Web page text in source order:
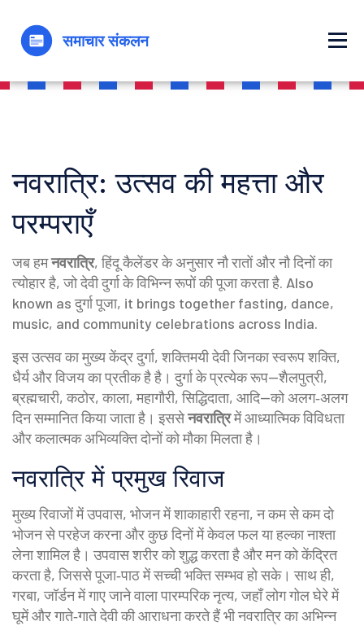
नवरात्रि: उत्सव की महत्ता और
परम्पराएँ
जब हमनवरात्रि,हिंदू कैलेंडर के अनुसार नौ रातों और नौ दिनों का
त्योहार है, जो देवी दुर्गा के विभिन्न रूपों की पूजा करता है. Also
known asदुर्गा पूजा, it brings together fasting, dance,
music, and community celebrations across India.
इस उत्सव का मुख्य केंद्रदुर्गा,शक्तिमयी देवी जिनका स्वरूप शक्ति,
धैर्य और विजय का प्रतीक हैहै। दुर्गा के प्रत्येक रूप—शैलपुत्री,
ब्रह्मचारी, कठोर, काला, महागौरी, सिद्धिदाता, आदि—को अलग‑अलग
दिन सम्मानित किया जाता है। इससेनवरात्रिमें आध्यात्मिक विविधता
और कलात्मक अभिव्यक्ति दोनों को मौका मिलता है।
नवरात्रि में प्रमुख रिवाज
मुख्य रिवाजों मेंउपवास, भोजन में शाकाहारी रहना, न कम से कम दो
भोजन से परहेज करना और कुछ दिनों में केवल फल या हल्का नाश्ता
लेनाशामिल है। उपवास शरीर को शुद्ध करता है और मन को केंद्रित
करता है, जिससे पूजा‑पाठ में सच्ची भक्ति सम्भव हो सके। साथ ही,
गरबा,जॉर्डन में गाए जाने वाला पारम्परिक नृत्य, जहाँ लोग गोल घेरे में
घूमें और गाते‑गाते देवी की आराधना करते हैंभी नवरात्रि का अभिन्न